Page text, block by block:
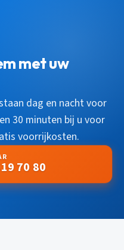
met uw
dag en nacht voor
30 minuten bij u voor
voorrijkosten.
70 80